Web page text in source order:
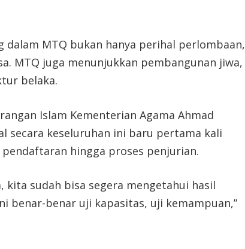
MTQ bukan hanya perihal perlombaan,
MTQ juga menunjukkan pembangunan jiwa,
belaka.
Islam Kementerian Agama Ahmad
secara keseluruhan ini baru pertama kali
hingga proses penjurian.
kita sudah bisa segera mengetahui hasil
benar-benar uji kapasitas, uji kemampuan,”